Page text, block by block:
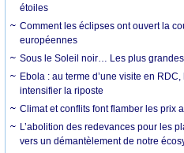
étoiles
Comment les éclipses ont ouvert la
européennes
Sous le Soleil noir… Les plus
Ebola : au terme d’une visite en
intensifier la riposte
Climat et conflits font flamber les prix
L’abolition des redevances pour les
vers un démantèlement de notre